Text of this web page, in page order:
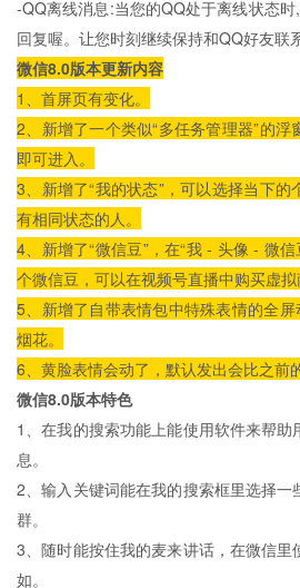
-QQ离线消息:当您的QQ处于离线状态
回复喔。让您时刻继续保持和QQ好友联系
微信8.0版本更新内容
1、首屏页有变化。
2、新增了一个类似“多任务管理器”的
即可进入。
3、新增了“我的状态”，可以选择当下
有相同状态的人。
4、新增了“微信豆”，在“我 - 头像 - 微
个微信豆，可以在视频号直播中购买虚拟
5、新增了自带表情包中特殊表情的全屏
烟花。
6、黄脸表情会动了，默认发出会比之前
微信8.0版本特色
1、在我的搜索功能上能使用软件来帮
息。
2、输入关键词能在我的搜索框里选择
群。
3、随时能按住我的麦来讲话，在微信里
如。